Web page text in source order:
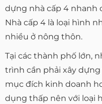
dựng nhà cấp 4 nhanh
Nhà cấp 4 là loại hình
nhiều ở nông thôn.
Tại các thành phố lớn,
trình cần phải xây
mục đích kinh doanh
dụng thấp nên với loại